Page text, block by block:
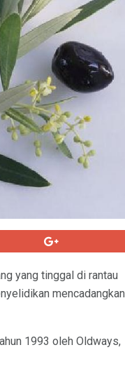
yang tinggal di rantau
mencadangkan
1993 oleh Oldways,